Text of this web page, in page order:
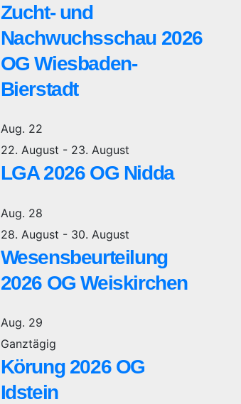
Zucht- und
Nachwuchsschau 2026
OG Wiesbaden-
Bierstadt
Aug. 22
22. August - 23. August
LGA 2026 OG Nidda
Aug. 28
28. August - 30. August
Wesensbeurteilung
2026 OG Weiskirchen
Aug. 29
Ganztägig
Körung 2026 OG
Idstein